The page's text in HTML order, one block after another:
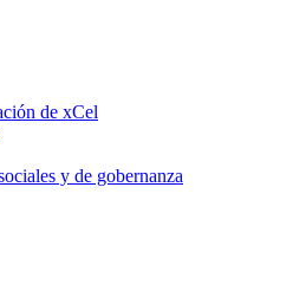
de xCel
y de gobernanza